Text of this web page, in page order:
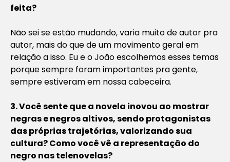
feita?
Não sei se estão mudando, varia muito de autor pra
autor, mais do que de um movimento geral em
relação a isso. Eu e o João escolhemos esses temas
porque sempre foram importantes pra gente,
sempre estiveram em nossa cabeceira.
3. Você sente que a novela inovou ao mostrar
negras e negros altivos, sendo protagonistas
das próprias trajetórias, valorizando sua
cultura? Como você vê a representação do
negro nas telenovelas?